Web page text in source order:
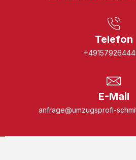
Telefon
E-Mail
anfrage@umzugsprofi-